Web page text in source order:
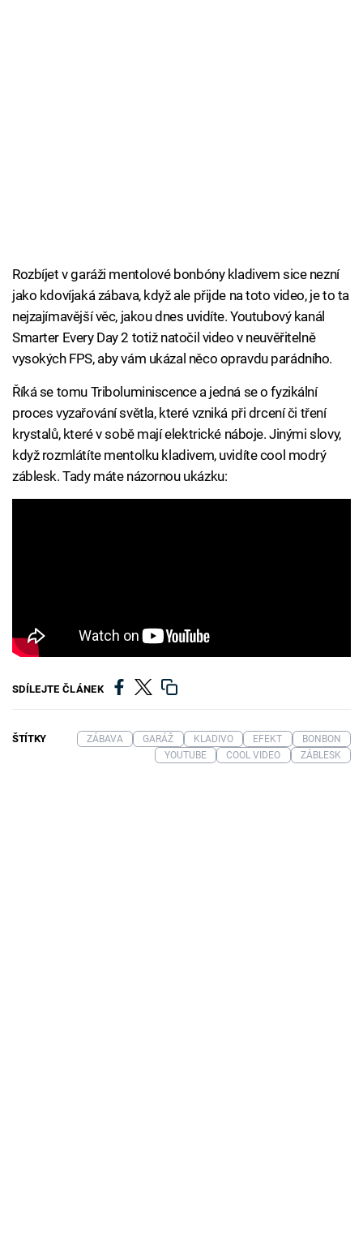
Rozbíjet v garáži mentolové bonbóny kladivem sice nezní
jako kdovíjaká zábava, když ale přijde na toto video, je to ta
nejzajímavější věc, jakou dnes uvidíte. Youtubový kanál
Smarter Every Day 2 totiž natočil video v neuvěřitelně
vysokých FPS, aby vám ukázal něco opravdu parádního.
Říká se tomu Triboluminiscence a jedná se o fyzikální
proces vyzařování světla, které vzniká při drcení či tření
krystalů, které v sobě mají elektrické náboje. Jinými slovy,
když rozmlátíte mentolku kladivem, uvidíte cool modrý
záblesk. Tady máte názornou ukázku:
SDÍLEJTE ČLÁNEK
ŠTÍTKY ZÁBAVA GARÁŽ KLADIVO EFEKT
BONBON
YOUTUBE
COOL VIDEO ZÁBLESK